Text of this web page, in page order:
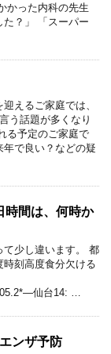
かった内科の先生
？」 「スーパー
えるご家庭では、
う話題が多くなり
る予定のご家庭で
で良い？などの疑
時間は、何時か
て少し違います。 都
刻高度食分欠ける
仙台14: …
ンザ予防